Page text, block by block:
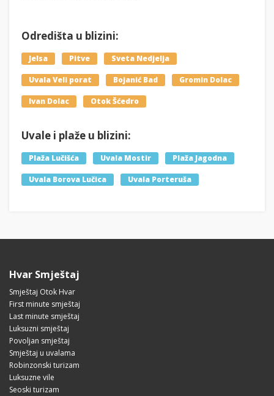
Odredišta u blizini:
Jelsa Pitve Sveta Nedjelja
Uvala Veli porat Bojanić Bad Gromin Dolac
Ivan Dolac Otok Šćedro
Uvale i plaže u blizini:
Plaža Lučišća Uvala Mostir Plaža Jagodna
Uvala Borova Lučica Uvala Porteruša
Hvar Smještaj
Smještaj Otok Hvar
First minute smještaj
Last minute smještaj
Luksuzni smještaj
Povoljan smještaj
Smještaj u uvalama
Robinzonski turizam
Luksuzne vile
Seoski turizam